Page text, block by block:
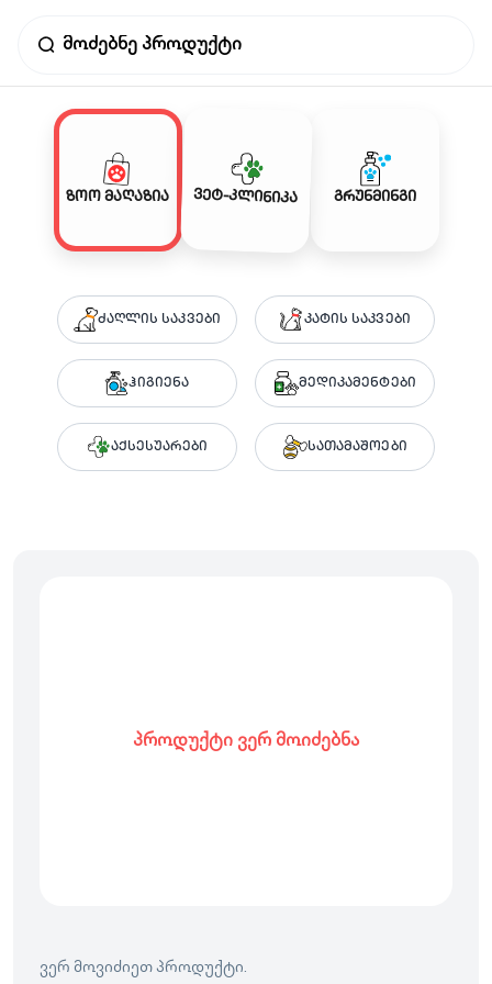
ზოო მაღაზია ვეტ-კლინიკა გრუნმინგი
ძაღლის საკვები კატის საკვები
ჰიგიენა მედიკამენტები
აქსესუარები სათამაშოები
პროდუქტი ვერ მოიძებნა
ვერ მოვიძიეთ პროდუქტი.